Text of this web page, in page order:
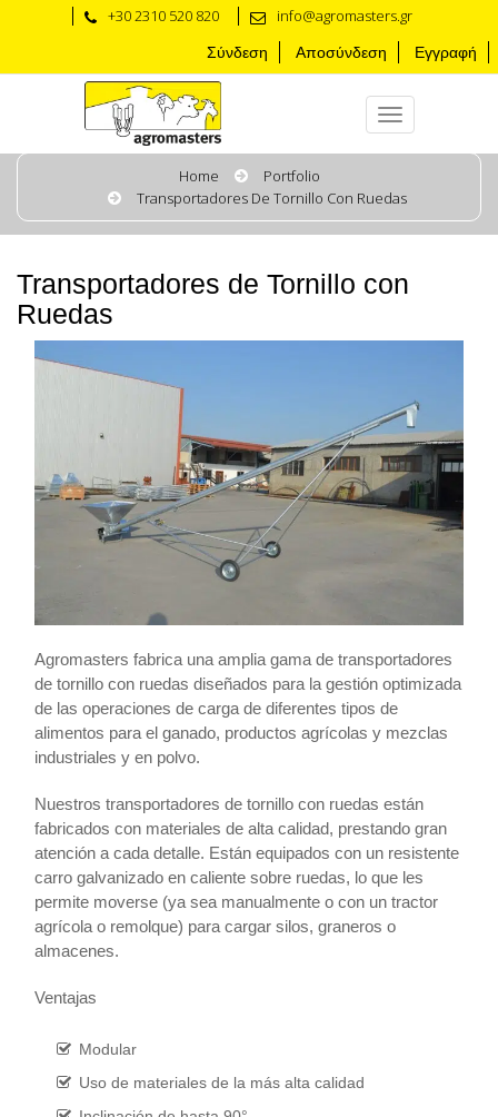
+30 2310 520 820 info@agromasters.gr
Σύνδεση Αποσύνδεση Εγγραφή
Home
Portfolio
Transportadores De Tornillo Con Ruedas
Transportadores de Tornillo con
Ruedas
Agromasters fabrica una amplia gama de transportadores
de tornillo con ruedas diseñados para la gestión optimizada
de las operaciones de carga de diferentes tipos de
alimentos para el ganado, productos agrícolas y mezclas
industriales y en polvo.
Nuestros transportadores de tornillo con ruedas están
fabricados con materiales de alta calidad, prestando gran
atención a cada detalle. Están equipados con un resistente
carro galvanizado en caliente sobre ruedas, lo que les
permite moverse (ya sea manualmente o con un tractor
agrícola o remolque) para cargar silos, graneros o
almacenes.
Ventajas
Modular
Uso de materiales de la más alta calidad